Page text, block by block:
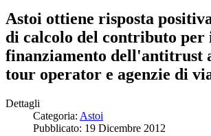
Astoi ottiene risposta
di calcolo del contributo per
finanziamento dell'antitrust
tour operator e agenzie di
Dettagli
Categoria: Astoi
Pubblicato: 19 Dicembre 2012